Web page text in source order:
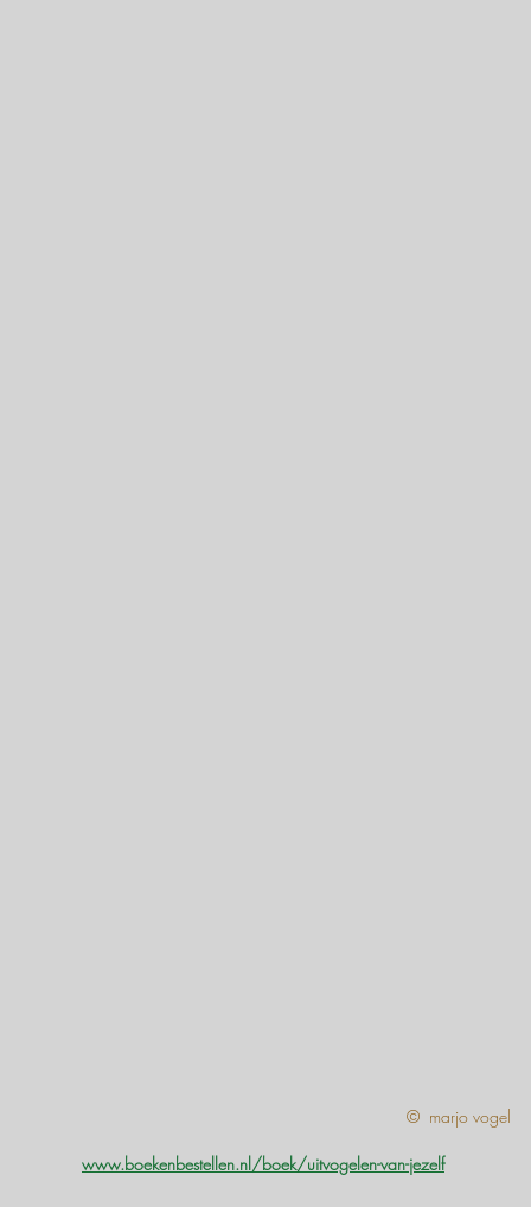
© marjo vogel
www.boekenbestellen.nl/boek/uitvogelen-van-jezelf